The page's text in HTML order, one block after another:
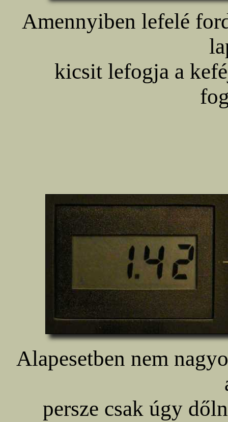
Amennyiben lefelé
kicsit lefogja a
Alapesetben nem
persze csak úgy